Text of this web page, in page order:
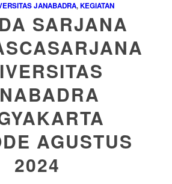
JANABADRA,KEGIATAN
SARJANA
AGUSTUS
2024